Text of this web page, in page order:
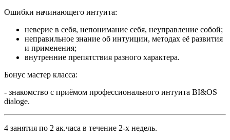
Ошибки начинающего интуита:
неверие в себя, непонимание себя, неуправление собой;
неправильное знание об интуиции, методах её развития
и применения;
внутренние препятствия разного характера.
Бонус мастер класса:
- знакомство с приёмом профессионального интуита BI&OS
dialoge.
4 занятия по 2 ак.часа в течение 2-х недель.